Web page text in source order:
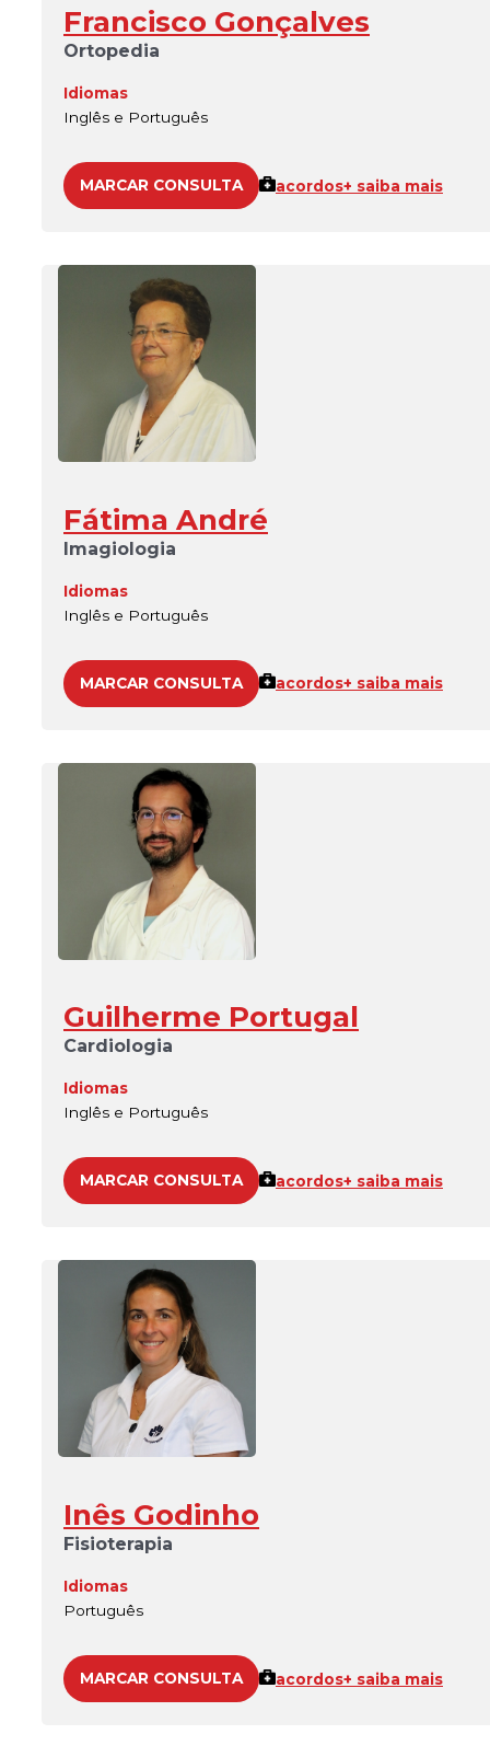
Francisco Gonçalves
Ortopedia
Idiomas
Inglês e Português
MARCAR CONSULTA acordos+ saiba mais
Fátima André
Imagiologia
Idiomas
Inglês e Português
MARCAR CONSULTA acordos+ saiba mais
Guilherme Portugal
Cardiologia
Idiomas
Inglês e Português
MARCAR CONSULTA acordos+ saiba mais
Inês Godinho
Fisioterapia
Idiomas
Português
MARCAR CONSULTA acordos+ saiba mais